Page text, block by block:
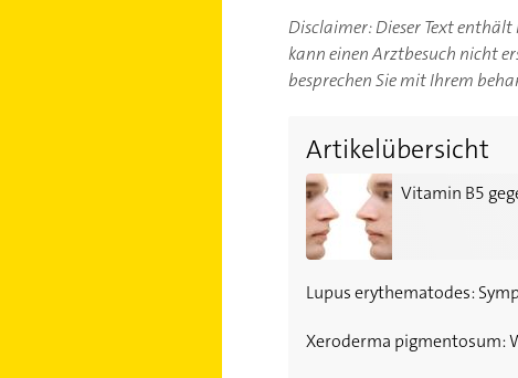
Disclaimer: Dieser Text
kann einen Arztbesuch nicht
besprechen Sie mit Ihrem
Artikelübersicht
Vitamin B5
Vitamin B5 gegen Akne
Lupus erythematodes:
Xeroderma pigmentosum: